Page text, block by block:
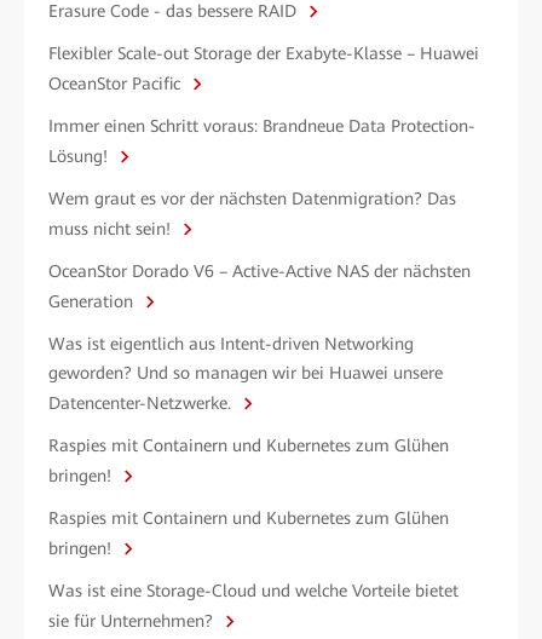
Erasure Code - das bessere RAID
Flexibler Scale-out Storage der Exabyte-Klasse – Huawei
OceanStor Pacific
Immer einen Schritt voraus: Brandneue Data Protection-
Lösung!
Wem graut es vor der nächsten Datenmigration? Das
muss nicht sein!
OceanStor Dorado V6 – Active-Active NAS der nächsten
Generation
Was ist eigentlich aus Intent-driven Networking
geworden? Und so managen wir bei Huawei unsere
Datencenter-Netzwerke.
Raspies mit Containern und Kubernetes zum Glühen
bringen!
Raspies mit Containern und Kubernetes zum Glühen
bringen!
Was ist eine Storage-Cloud und welche Vorteile bietet
sie für Unternehmen?